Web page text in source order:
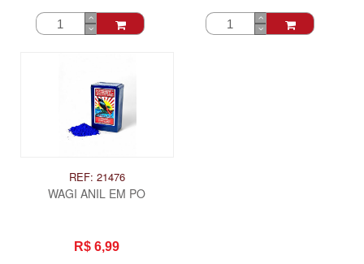
REF: 21476
WAGI ANIL EM PO
R$ 6,99